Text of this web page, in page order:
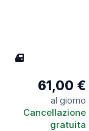
4
61,00 €
al giorno
Cancellazione
gratuita